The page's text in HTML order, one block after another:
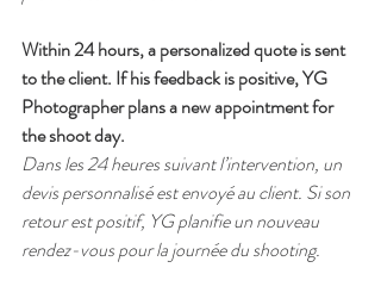
Within 24 hours, a personalized quote is sent
to the client. If his feedback is positive, YG
Photographer plans a new appointment for
the shoot day.
Dans les 24 heures suivant l’intervention, un
devis personnalisé est envoyé au client. Si son
retour est positif, YG planifie un nouveau
rendez-vous pour la journée du shooting.